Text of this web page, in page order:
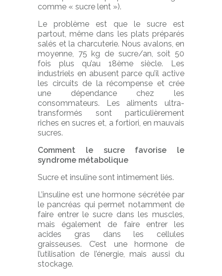
comme « sucre lent »).
Le problème est que le sucre est
partout, même dans les plats préparés
salés et la charcuterie. Nous avalons, en
moyenne, 75 kg de sucre/an, soit 50
fois plus qu’au 18ème siècle. Les
industriels en abusent parce qu’il active
les circuits de la récompense et crée
une dépendance chez les
consommateurs. Les aliments ultra-
transformés sont particulièrement
riches en sucres et, a fortiori, en mauvais
sucres.
Comment le sucre favorise le
syndrome métabolique
Sucre et insuline sont intimement liés.
L’insuline est une hormone sécrétée par
le pancréas qui permet notamment de
faire entrer le sucre dans les muscles,
mais également de faire entrer les
acides gras dans les cellules
graisseuses. C’est une hormone de
l’utilisation de l’énergie, mais aussi du
stockage.